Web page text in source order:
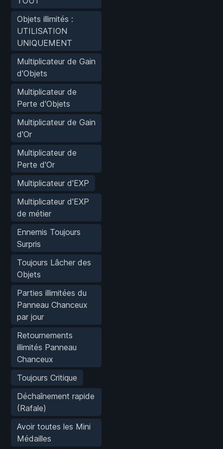
Objets illimités :
UTILISATION
UNIQUEMENT
Multiplicateur de Gain
d'Objets
Multiplicateur de
Perte d'Objets
Multiplicateur de Gain
d'Or
Multiplicateur de
Perte d'Or
Multiplicateur d'EXP
Multiplicateur d'EXP
de métier
Ennemis Toujours
Surpris
Toujours Lâcher des
Objets
Parties illimitées du
Panneau Chanceux
par jour
Retournements
illimités Panneau
Chanceux
Toujours Critique
Déchaînement rapide
(Rafale)
Avoir toutes les Mini
Médailles